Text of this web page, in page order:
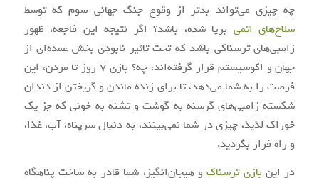
چه چیزی می‌تواند بدتر از وقوع جنگ جهانی سوم که توسط
سلاح‌های اتمی برپا شده، باشد؟ اگر نتیجه این فاجعه، ظهور
زامبی‌های ترسناکی باشد که تحت تاثیر نابودی بخش عمده‌ای از
جهان و اکوسیستم قرار گرفته‌اند، چه؟ بازی ۷ روز تا مردن، این
فرصت را به شما می‌دهد، تا برای زنده ماندن و گریختن از دندان
شکسته زامبی‌های گرسنه به گوشت و تشنه به خونی که جز یک
خوراک لذیذ، چیزی در شما نمی‌بینند، به دنبال سرپناه، آب، غذا،
و راه فرار بگردید.
در این بازی ترسناکو هیجان‌انگیز، شما قادر به ساخت پناهگاه